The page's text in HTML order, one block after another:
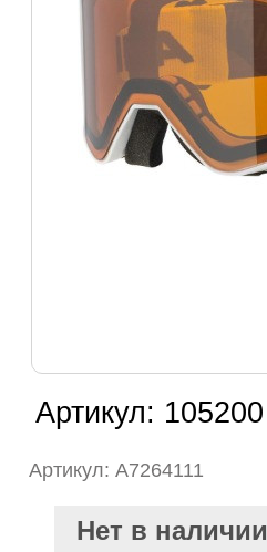
Артикул: 105200
Артикул: A7264111
Нет в наличии